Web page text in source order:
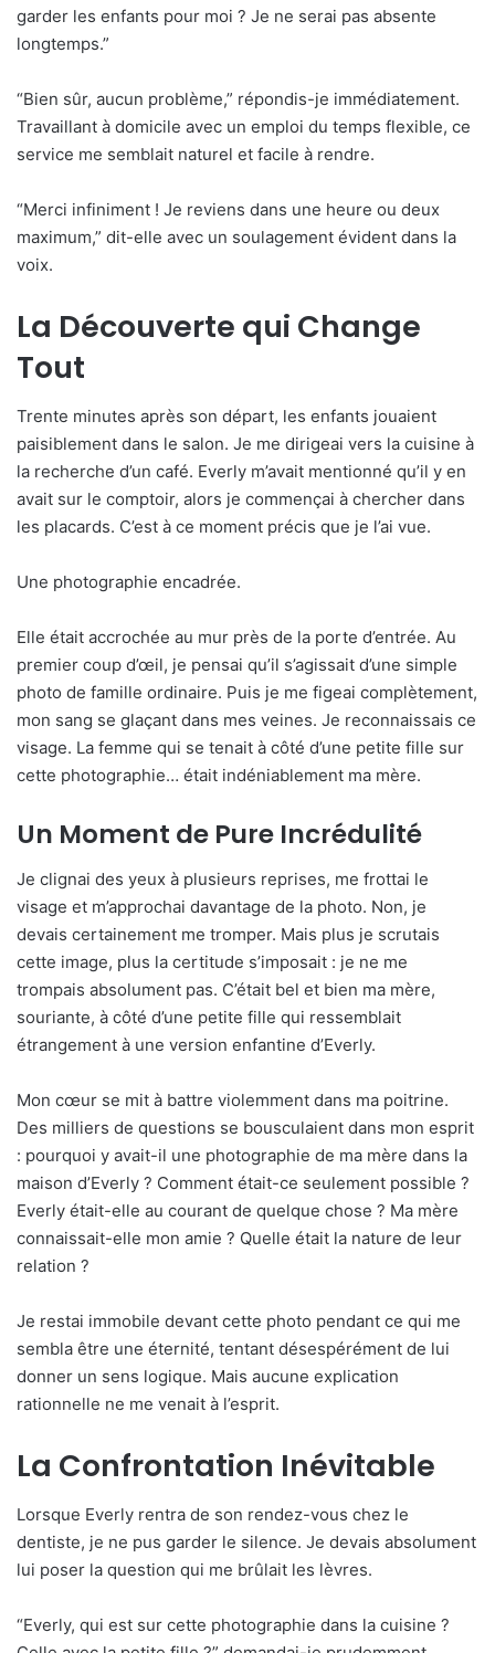
garder les enfants pour moi ? Je ne serai pas absente
longtemps.”
“Bien sûr, aucun problème,” répondis-je immédiatement.
Travaillant à domicile avec un emploi du temps flexible, ce
service me semblait naturel et facile à rendre.
“Merci infiniment ! Je reviens dans une heure ou deux
maximum,” dit-elle avec un soulagement évident dans la
voix.
La Découverte qui Change
Tout
Trente minutes après son départ, les enfants jouaient
paisiblement dans le salon. Je me dirigeai vers la cuisine à
la recherche d’un café. Everly m’avait mentionné qu’il y en
avait sur le comptoir, alors je commençai à chercher dans
les placards. C’est à ce moment précis que je l’ai vue.
Une photographie encadrée.
Elle était accrochée au mur près de la porte d’entrée. Au
premier coup d’œil, je pensai qu’il s’agissait d’une simple
photo de famille ordinaire. Puis je me figeai complètement,
mon sang se glaçant dans mes veines. Je reconnaissais ce
visage. La femme qui se tenait à côté d’une petite fille sur
cette photographie… était indéniablement ma mère.
Un Moment de Pure Incrédulité
Je clignai des yeux à plusieurs reprises, me frottai le
visage et m’approchai davantage de la photo. Non, je
devais certainement me tromper. Mais plus je scrutais
cette image, plus la certitude s’imposait : je ne me
trompais absolument pas. C’était bel et bien ma mère,
souriante, à côté d’une petite fille qui ressemblait
étrangement à une version enfantine d’Everly.
Mon cœur se mit à battre violemment dans ma poitrine.
Des milliers de questions se bousculaient dans mon esprit
: pourquoi y avait-il une photographie de ma mère dans la
maison d’Everly ? Comment était-ce seulement possible ?
Everly était-elle au courant de quelque chose ? Ma mère
connaissait-elle mon amie ? Quelle était la nature de leur
relation ?
Je restai immobile devant cette photo pendant ce qui me
sembla être une éternité, tentant désespérément de lui
donner un sens logique. Mais aucune explication
rationnelle ne me venait à l’esprit.
La Confrontation Inévitable
Lorsque Everly rentra de son rendez-vous chez le
dentiste, je ne pus garder le silence. Je devais absolument
lui poser la question qui me brûlait les lèvres.
“Everly, qui est sur cette photographie dans la cuisine ?